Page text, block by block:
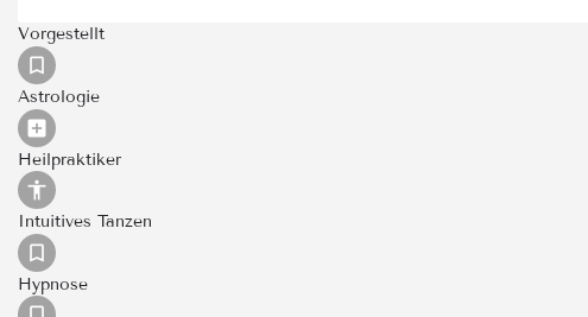
Vorgestellt
Astrologie
Heilpraktiker
Intuitives Tanzen
Hypnose